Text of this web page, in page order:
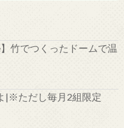
竹でつくったドームで温
|※ただし毎月2組限定